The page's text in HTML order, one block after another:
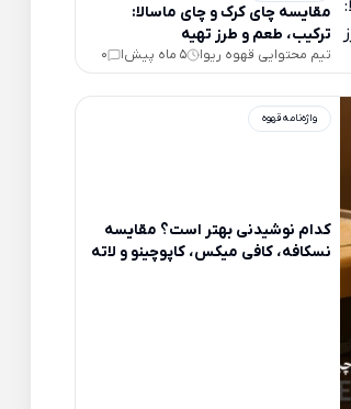
مقایسه چای کرک و چای ماسالا:
ترکیب، طعم و طرز تهیه
تیم محتوایی قهوه ریو| 5 ماه پیش |
0
واژه‌نامه قهوه
کدام نوشیدنی بهتر است؟ مقایسه
نسکافه، کافی میکس، کاپوچینو و لاته